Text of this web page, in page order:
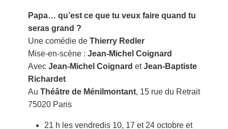
Papa… qu’est ce que tu veux faire quand tu
seras grand ?
Une comédie deThierry Redler
Mise-en-scène :Jean-Michel Coignard
AvecJean-Michel Coignard etJean-Baptiste
Richardet
AuThéâtre de Ménilmontant, 15 rue du Retrait
75020 Paris
21 h les vendredis 10, 17 et 24 octobre et